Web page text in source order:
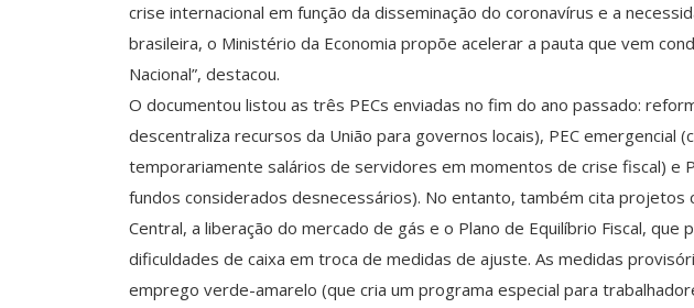
crise internacional em função da disseminação do coronavírus e a
brasileira, o Ministério da Economia propõe acelerar a pauta que vem
Nacional”, destacou.
O documentou listou as três PECs enviadas no fim do ano passado:
descentraliza recursos da União para governos locais), PEC emergencial
temporariamente salários de servidores em momentos de crise fiscal) e
fundos considerados desnecessários). No entanto, também cita projetos
Central, a liberação do mercado de gás e o Plano de Equilíbrio Fiscal, que
dificuldades de caixa em troca de medidas de ajuste. As medidas
emprego verde-amarelo (que cria um programa especial para